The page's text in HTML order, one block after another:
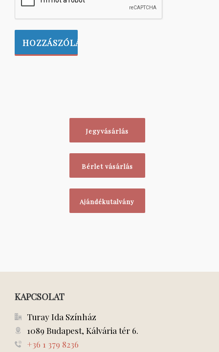
Jegyvásárlás
Bérlet vásárlás
Ajándékutalvány
KAPCSOLAT
Turay Ida Színház
1089 Budapest, Kálvária tér 6.
+36 1 379 8236